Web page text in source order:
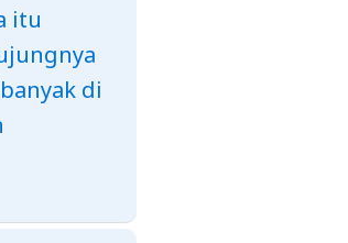
itu
di